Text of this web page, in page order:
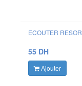
ECOUTER RESOR
55 DH
Ajouter